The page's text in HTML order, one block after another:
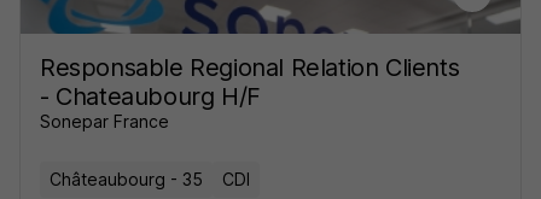
Responsable Regional Relation Clients
- Chateaubourg H/F
Sonepar France
Châteaubourg - 35 CDI